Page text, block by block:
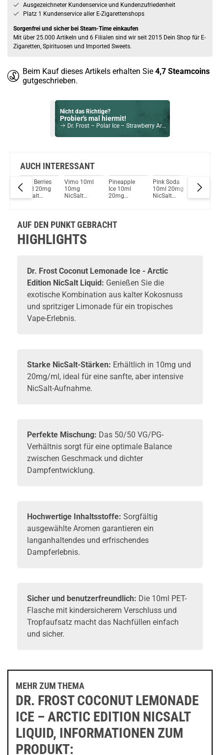
Ausgezeichneter Kundenservice und Kundenzufriedenheit
Platz 1 Kundenservice aller E-Zigarettenshops
Sorgenfrei und sicher bei Steam-Time einkaufen
Mit über 25.000 Artikeln und 6 Filialen sind wir seit 2015 Dein Shop für E-
Zigaretten, Spirituosen und Imported Sweets.
Beim Kauf dieses Artikels erhalten Sie 4,7 Steamcoins
gutgeschrieben.
Nicht das Richtige?
Probier's mal hiermit!
Dr. Frost – Polar Ice – Strawberry Aroma
Blueberry Cherry Cranberry NicSalt Liquid by Elux 10ml / 20mg
Du willst Kröten sparen?
Schau mal hier!
Innokin Trine Pod System Kit Rot
AUCH INTERESSANT
Dark Berries
10ml 20mg
NicSalt
Vimo 10ml
10mg
NicSalt
Pineapple
Ice 10ml
20mg
Pink Soda
10ml 20mg
NicSalt
Apple &
AUF DEN PUNKT GEBRACHT
HIGHLIGHTS
Dr. Frost Coconut Lemonade Ice - Arctic
Edition NicSalt Liquid: Genießen Sie die
exotische Kombination aus kalter Kokosnuss
und spritziger Limonade für ein tropisches
Vape-Erlebnis.
Starke NicSalt-Stärken: Erhältlich in 10mg und
20mg/ml, ideal für eine sanfte, aber intensive
NicSalt-Aufnahme.
Perfekte Mischung: Das 50/50 VG/PG-
Verhältnis sorgt für eine optimale Balance
zwischen Geschmack und dichter
Dampfentwicklung.
Hochwertige Inhaltsstoffe: Sorgfältig
ausgewählte Aromen garantieren ein
langanhaltendes und erfrischendes
Dampferlebnis.
Sicher und benutzerfreundlich: Die 10ml PET-
Flasche mit kindersicherem Verschluss und
Tropfaufsatz macht das Nachfüllen einfach
und sicher.
MEHR ZUM THEMA
DR. FROST COCONUT LEMONADE
ICE – ARCTIC EDITION NICSALT
LIQUID, INFORMATIONEN ZUM
PRODUKT: